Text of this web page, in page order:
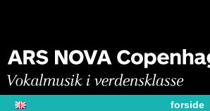
forside